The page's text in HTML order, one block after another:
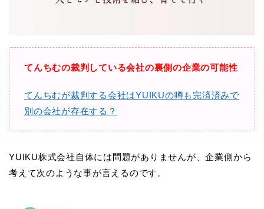
てんちむの裁判している会社の裏側の企業の可能性
てんちむが裁判する会社はYUIKUの噂も完済済みで
別の会社が存在する？
YUIKU株式会社自体には問題がありませんが、企業側から
考えて次のような事が言えるのです。